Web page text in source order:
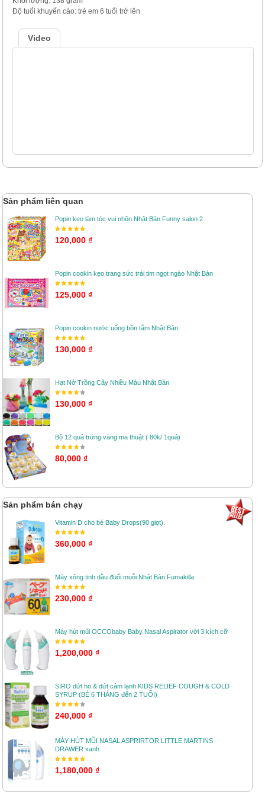
Độ tuổi khuyến cáo: trẻ em 6 tuổi trở lên
Video
Sản phẩm liên quan
Popin kẹo làm tóc vui nhộn Nhật Bản Funny salon 2
120,000 ₫
Popin cookin kẹo trang sức trái tim ngọt ngào Nhật Bản
125,000 ₫
Popin cookin nước uống bồn tắm Nhật Bản
130,000 ₫
Hạt Nở Trồng Cây Nhiều Màu Nhật Bản
130,000 ₫
Bộ 12 quả trứng vàng ma thuật ( 80k/ 1quả)
80,000 ₫
Sản phẩm bán chạy
Vitamin D cho bé Baby Drops(90 giọt).
360,000 ₫
Máy xông tinh dầu đuổi muỗi Nhật Bản Fumakilla
230,000 ₫
Máy hút mũi OCCObaby Baby Nasal Aspirator với 3 kích cỡ
1,200,000 ₫
SIRO dứt ho & dứt cảm lạnh KIDS RELIEF COUGH & COLD
SYRUP (BÉ 6 THÁNG đến 2 TUỔI)
240,000 ₫
MÁY HÚT MŨI NASAL ASPRIRTOR LITTLE MARTINS
DRAWER xanh
1,180,000 ₫